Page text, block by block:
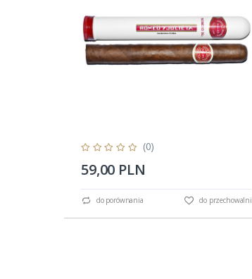
(0)
59,00 PLN
do porównania do przechowalni